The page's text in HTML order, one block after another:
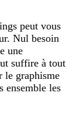
peut vous
Nul besoin
une
suffire à tout
le graphisme
ensemble les